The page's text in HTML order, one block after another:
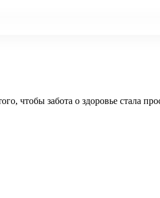
чтобы забота о здоровье стала